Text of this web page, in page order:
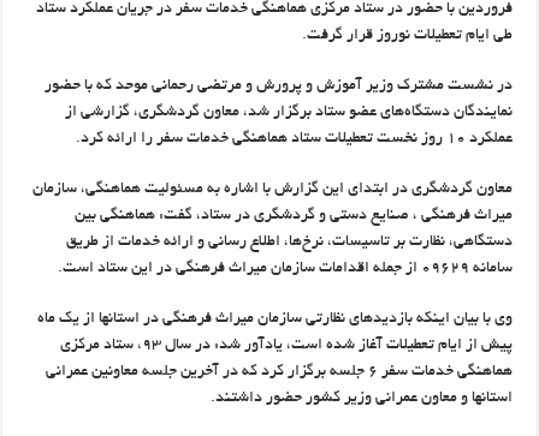
فروردین با حضور در ستاد مرکزی هماهنگی خدمات سفر در جریان عملکرد ستاد
طی ایام تعطیلات نوروز قرار گرفت.
در نشست مشترک وزیر آموزش و پرورش و مرتضی رحمانی موحد که با حضور
نمایندگان دستگاه‌های عضو ستاد برگزار شد، معاون گردشگری، گزارشی از
عملکرد ۱۰ روز نخست تعطیلات ستاد هماهنگی خدمات سفر را ارائه کرد.
معاون گردشگری در ابتدای این گزارش با اشاره به مسئولیت هماهنگی، سازمان
میراث فرهنگی ، صنایع دستی و گردشگری در ستاد، گفت: هماهنگی بین
دستگاهی، نظارت بر تاسیسات، نرخ‌ها، اطلاع رسانی و ارائه خدمات از طریق
سامانه ۰۹۶۲۹ از جمله اقدامات سازمان میراث فرهنگی در این ستاد است.
وی با بیان اینکه بازدیدهای نظارتی سازمان میراث فرهنگی در استانها از یک ماه
پیش از ایام تعطیلات آغاز شده است، یادآور شد: در سال ۹۳، ستاد مرکزی
هماهنگی خدمات سفر ۶ جلسه برگزار کرد که در آخرین جلسه معاونین عمرانی
استانها و معاون عمرانی وزیر کشور حضور داشتند.